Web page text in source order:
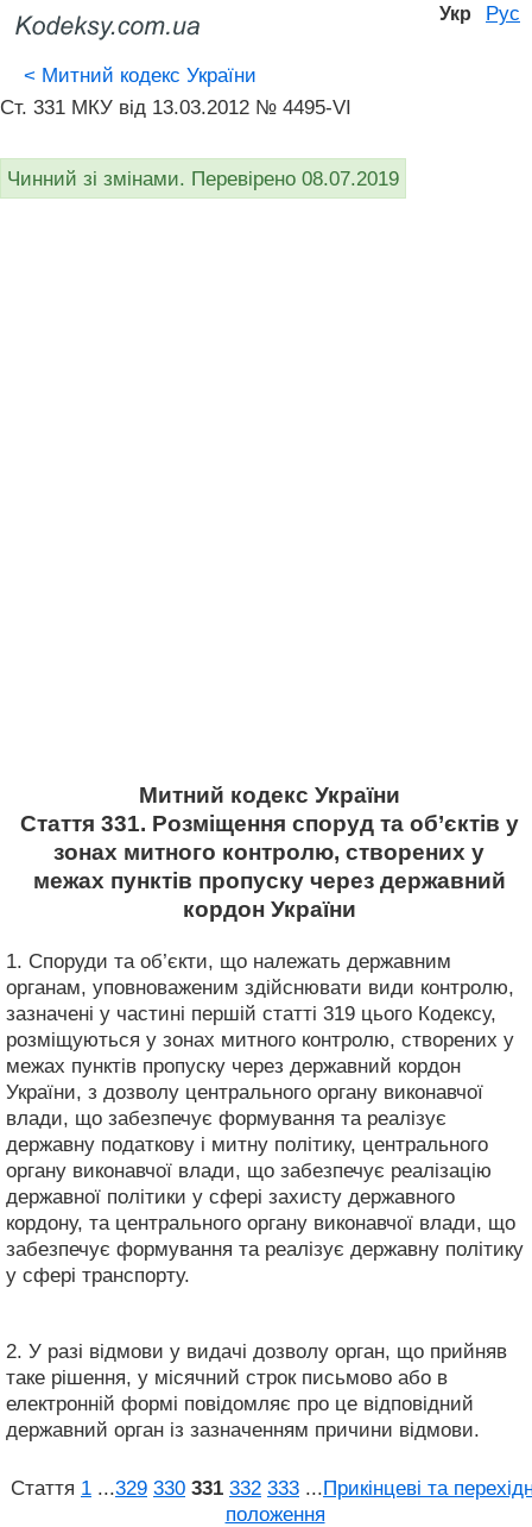
Укр Рус
< Митний кодекс України
Ст. 331 МКУ від 13.03.2012 № 4495-VI
Чинний зі змінами. Перевірено 08.07.2019
Митний кодекс України
Стаття 331. Розміщення споруд та об’єктів у
зонах митного контролю, створених у
межах пунктів пропуску через державний
кордон України
1. Споруди та об’єкти, що належать державним
органам, уповноваженим здійснювати види контролю,
зазначені у частині першій статті 319 цього Кодексу,
розміщуються у зонах митного контролю, створених у
межах пунктів пропуску через державний кордон
України, з дозволу центрального органу виконавчої
влади, що забезпечує формування та реалізує
державну податкову і митну політику, центрального
органу виконавчої влади, що забезпечує реалізацію
державної політики у сфері захисту державного
кордону, та центрального органу виконавчої влади, що
забезпечує формування та реалізує державну політику
у сфері транспорту.
2. У разі відмови у видачі дозволу орган, що прийняв
таке рішення, у місячний строк письмово або в
електронній формі повідомляє про це відповідний
державний орган із зазначенням причини відмови.
Стаття 1 ...329 330 331 332 333 ...Прикінцеві та
положення